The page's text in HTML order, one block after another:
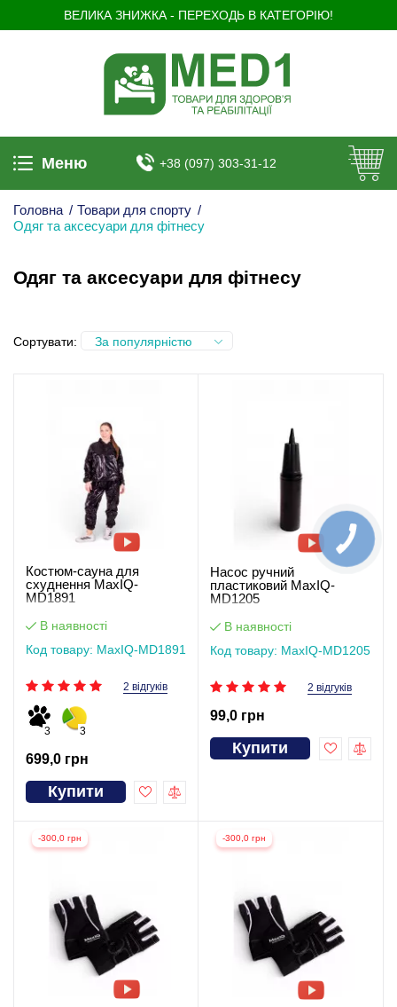
ВЕЛИКА ЗНИЖКА - ПЕРЕХОДЬ В КАТЕГОРІЮ!
Меню +38 (097) 303-31-12
Головна / Товари для спорту /
Одяг та аксесуари для фітнесу
Одяг та аксесуари для фітнесу
Сортувати: За популярністю
Костюм-сауна для
схуднення MaxIQ-
MD1891
В наявності
Код товару: MaxIQ-MD1891
2 відгуків
3 3
699,0 грн
Купити
Насос ручний
пластиковий MaxIQ-
MD1205
В наявності
Код товару: MaxIQ-MD1205
2 відгуків
99,0 грн
Купити
-300,0 грн -300,0 грн